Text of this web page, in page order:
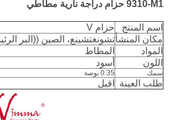
9310-M1 حزام دراجة نارية مطاطي
اسم المنتج
حزام V
مكان المنشأتشونغتشينغ، الصين ((البر
المواد
المطاط
اللون
أسود
سمك 0.35 بوصة
طلب العينة اقبل